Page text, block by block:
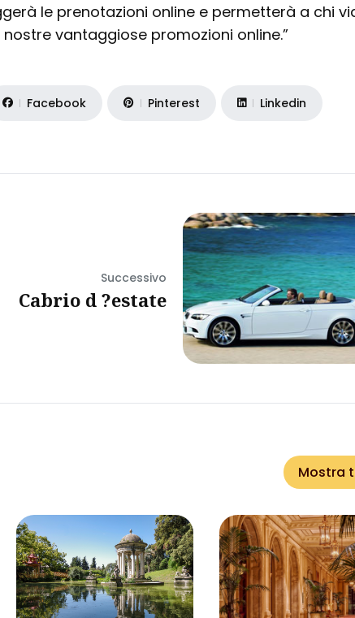
le prenotazioni online e permetterà a chi
vantaggiose promozioni online.”
Facebook Pinterest Linkedin
Successivo
Cabrio d ?estate
Mostra